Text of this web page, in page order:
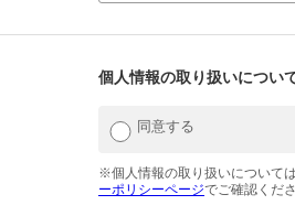
個人情報の取り扱いについ
同意する
※個人情報の取り扱いについては
ーポリシーページでご確認くださ